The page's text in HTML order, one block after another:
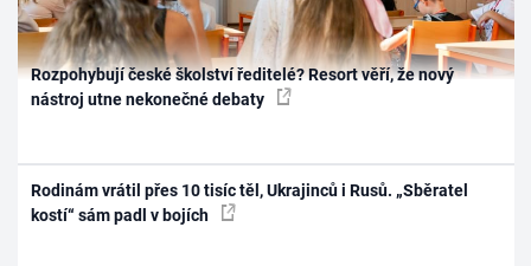
Rozpohybují české školství ředitelé? Resort věří, že nový
nástroj utne nekonečné debaty
Rodinám vrátil přes 10 tisíc těl, Ukrajinců i Rusů. „Sběratel
kostí“ sám padl v bojích